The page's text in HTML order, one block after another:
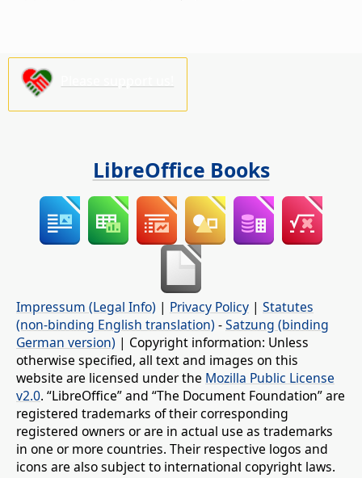
LibreOffice Books
Impressum (Legal Info) | Privacy Policy | Statutes
(non-binding English translation) -Satzung (binding
German version) | Copyright information: Unless
otherwise specified, all text and images on this
website are licensed under the Mozilla Public License
v2.0. “LibreOffice” and “The Document Foundation” are
registered trademarks of their corresponding
registered owners or are in actual use as trademarks
in one or more countries. Their respective logos and
icons are also subject to international copyright laws.